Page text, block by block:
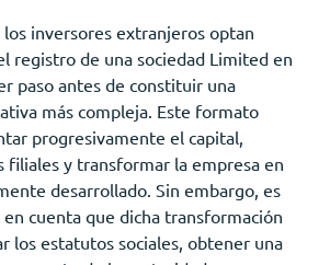
los inversores extranjeros optan
registro de una sociedad Limited en
paso antes de constituir una
más compleja. Este formato
progresivamente el capital,
filiales y transformar la empresa en
desarrollado. Sin embargo, es
cuenta que dicha transformación
los estatutos sociales, obtener una